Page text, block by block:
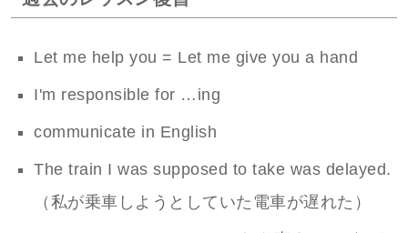
Let me help you = Let me give you a hand
I'm responsible for …ing
communicate in English
The train I was supposed to take was delayed.
（私が乗車しようとしていた電車が遅れた）